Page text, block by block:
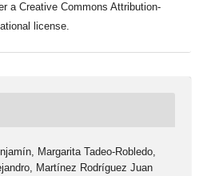
a Creative Commons Attribution-
license.
Margarita Tadeo-Robledo,
Martínez Rodríguez Juan